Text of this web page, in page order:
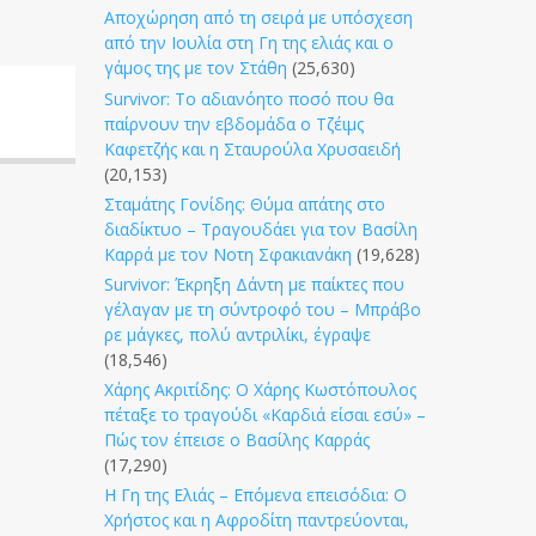
Αποχώρηση από τη σειρά με υπόσχεση
από την Ιουλία στη Γη της ελιάς και ο
γάμος της με τον Στάθη (25,630)
Survivor: Το αδιανόητο ποσό που θα
παίρνουν την εβδομάδα ο Τζέιμς
Καφετζής και η Σταυρούλα Χρυσαειδή
(20,153)
Σταμάτης Γονίδης: Θύμα απάτης στο
διαδίκτυο – Τραγουδάει για τον Βασίλη
Καρρά με τον Νοτη Σφακιανάκη (19,628)
Survivor: Έκρηξη Δάντη με παίκτες που
γέλαγαν με τη σύντροφό του – Μπράβο
ρε μάγκες, πολύ αντριλίκι, έγραψε
(18,546)
Χάρης Ακριτίδης: Ο Χάρης Κωστόπουλος
πέταξε το τραγούδι «Καρδιά είσαι εσύ» –
Πώς τον έπεισε ο Βασίλης Καρράς
(17,290)
Η Γη της Ελιάς – Επόμενα επεισόδια: Ο
Χρήστος και η Αφροδίτη παντρεύονται,